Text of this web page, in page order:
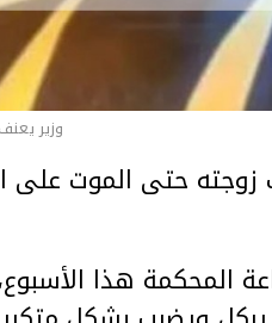
وزير
حتى الموت على
هذا